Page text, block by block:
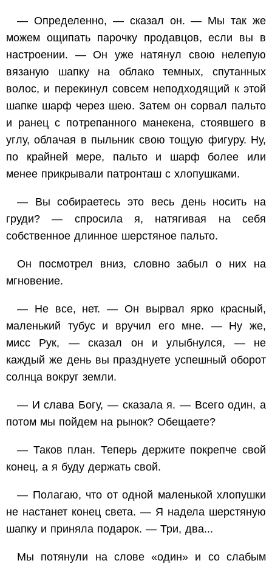
— Определенно, — сказал он. — Мы так же
можем ощипать парочку продавцов, если вы в
настроении. — Он уже натянул свою нелепую
вязаную шапку на облако темных, спутанных
волос, и перекинул совсем неподходящий к этой
шапке шарф через шею. Затем он сорвал пальто
и ранец с потрепанного манекена, стоявшего в
углу, облачая в пыльник свою тощую фигуру. Ну,
по крайней мере, пальто и шарф более или
менее прикрывали патронташ с хлопушками.
— Вы собираетесь это весь день носить на
груди? — спросила я, натягивая на себя
собственное длинное шерстяное пальто.
Он посмотрел вниз, словно забыл о них на
мгновение.
— Не все, нет. — Он вырвал ярко красный,
маленький тубус и вручил его мне. — Ну же,
мисс Рук, — сказал он и улыбнулся, — не
каждый же день вы празднуете успешный оборот
солнца вокруг земли.
— И слава Богу, — сказала я. — Всего один, а
потом мы пойдем на рынок? Обещаете?
— Таков план. Теперь держите покрепче свой
конец, а я буду держать свой.
— Полагаю, что от одной маленькой хлопушки
не настанет конец света. — Я надела шерстяную
шапку и приняла подарок. — Три, два...
Мы потянули на слове «один» и со слабым